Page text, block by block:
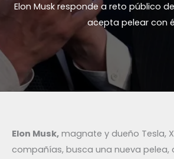
Elon Musk responde a reto público
acepta pelear con
Elon Musk, magnate y dueño Tesla,
compañías, busca una nueva